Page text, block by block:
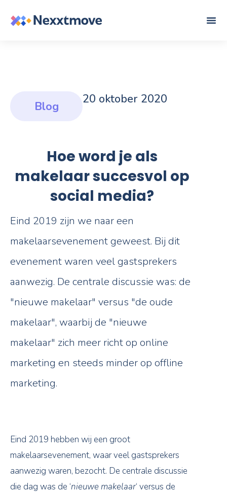
Blog 20 oktober 2020
Hoe word je als
makelaar succesvol op
social media?
Eind 2019 zijn we naar een
makelaarsevenement geweest. Bij dit
evenement waren veel gastsprekers
aanwezig. De centrale discussie was: de
"nieuwe makelaar" versus "de oude
makelaar", waarbij de "nieuwe
makelaar" zich meer richt op online
marketing en steeds minder op offline
marketing.
Eind 2019 hebben wij een groot
makelaarsevenement, waar veel gastsprekers
aanwezig waren, bezocht. De centrale discussie
die dag was de ‘nieuwe makelaar‘ versus de